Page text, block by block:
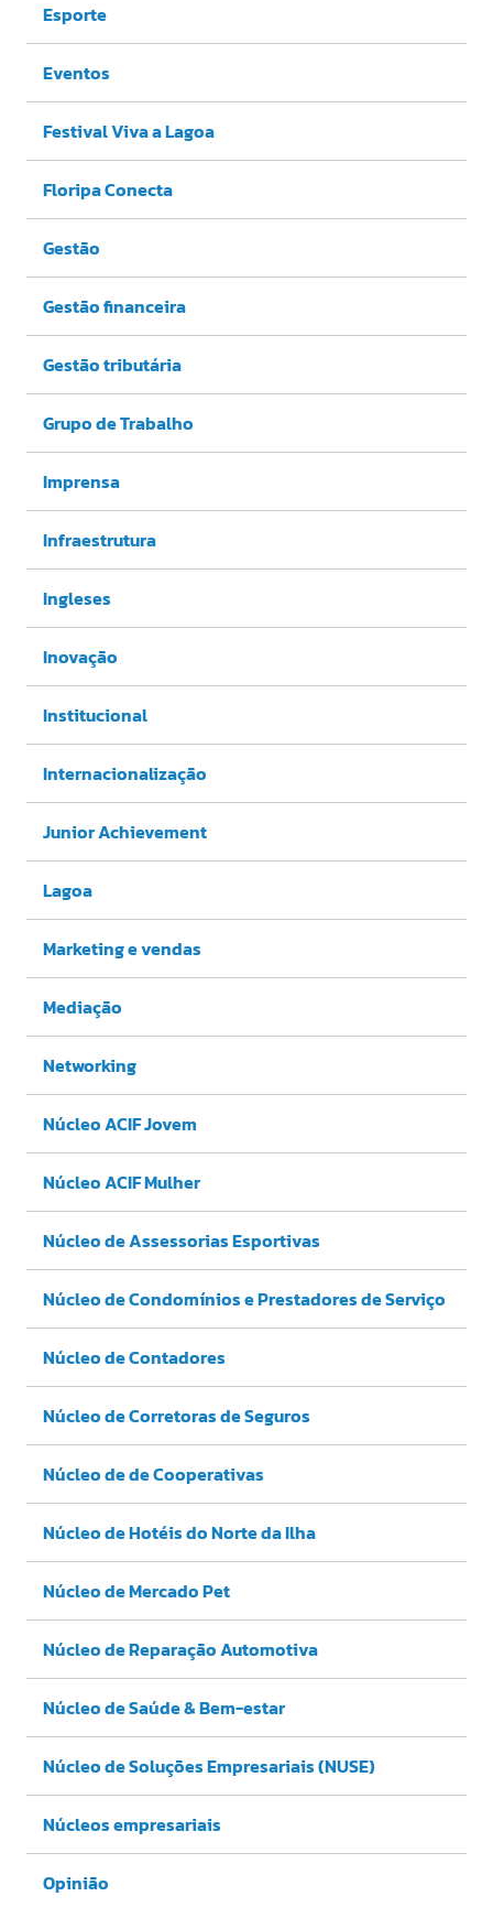
Esporte
Eventos
Festival Viva a Lagoa
Floripa Conecta
Gestão
Gestão financeira
Gestão tributária
Grupo de Trabalho
Imprensa
Infraestrutura
Ingleses
Inovação
Institucional
Internacionalização
Junior Achievement
Lagoa
Marketing e vendas
Mediação
Networking
Núcleo ACIF Jovem
Núcleo ACIF Mulher
Núcleo de Assessorias Esportivas
Núcleo de Condomínios e Prestadores de Serviço
Núcleo de Contadores
Núcleo de Corretoras de Seguros
Núcleo de de Cooperativas
Núcleo de Hotéis do Norte da Ilha
Núcleo de Mercado Pet
Núcleo de Reparação Automotiva
Núcleo de Saúde & Bem-estar
Núcleo de Soluções Empresariais (NUSE)
Núcleos empresariais
Opinião